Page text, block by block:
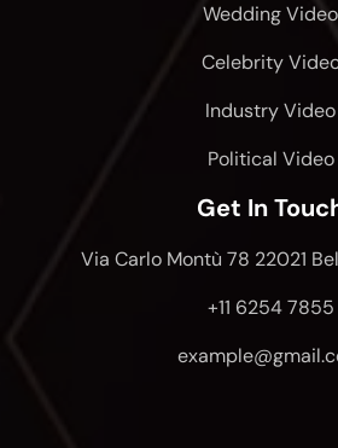
Wedding Video
Celebrity
Industry Video
Political Video
Get In
Via Carlo Montù 78 22021
+11 6254 7855